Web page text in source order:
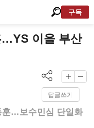
구독
…YS 이을 부산
답글쓰기
훈…보수민심 단일화